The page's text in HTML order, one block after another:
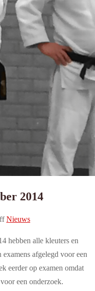
2014
Nieuws
hebben alle kleuters en
afgelegd voor een
eerder op examen omdat
een onderzoek.